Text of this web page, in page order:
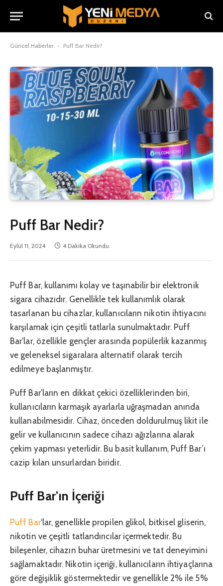
Güncel Haberler - Puff Bar Nedir?
Puff Bar Nedir?
Eylül 11, 2024 4 Dakika Okundu
Puff Bar, kullanımı kolay ve taşınabilir bir elektronik
sigara cihazıdır. Genellikle tek kullanımlık olarak
tasarlanan bu cihazlar, kullanıcıların nikotin ihtiyacını
karşılamak için çeşitli tatlarla sunulmaktadır. Puff
Bar’lar, özellikle gençler arasında popülerlik kazanmış
ve geleneksel sigaralara alternatif olarak tercih
edilmeye başlanmıştır.
Puff Bar’ların en dikkat çekici özelliklerinden biri,
kullanıcıların karmaşık ayarlarla uğraşmadan anında
kullanabilmesidir. Cihaz, önceden doldurulmuş likit ile
gelir ve kullanıcının sadece cihazı ağızlarına alarak
çekim yapması yeterlidir. Bu basit kullanım, Puff Bar’ı
cazip kılan unsurlardan biridir.
Puff Bar’ın İçeriği
Puff Bar‘lar, genellikle propilen glikol, bitkisel gliserin,
nikotin ve çeşitli tatlandırıcılar içermektedir. Bu
bileşenler, cihazın buhar üretmesini ve tat deneyimini
sağlamaktadır. Nikotin içeriği, kullanıcıların ihtiyaçlarına
göre değişiklik göstermektedir ve genellikle 2% ile 5%